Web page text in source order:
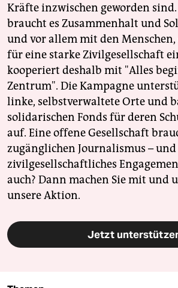
Kräfte inzwischen geworden
braucht es Zusammenhalt und
und vor allem mit den
für eine starke Zivilgesellschaft
kooperiert deshalb mit "Alles
Zentrum". Die Kampagne
linke, selbstverwaltete Orte und
solidarischen Fonds für deren
auf. Eine offene Gesellschaft
zugänglichen Journalismus – und
zivilgesellschaftliches
auch? Dann machen Sie mit und
unsere Aktion.
Jetzt